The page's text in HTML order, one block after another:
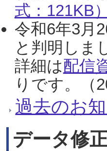
式：121KB）
令和6年3月
と判明しま
詳細は配信
りです。（
過去のお
データ修